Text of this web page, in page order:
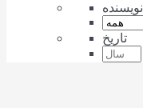
نویسنده
تاریخ